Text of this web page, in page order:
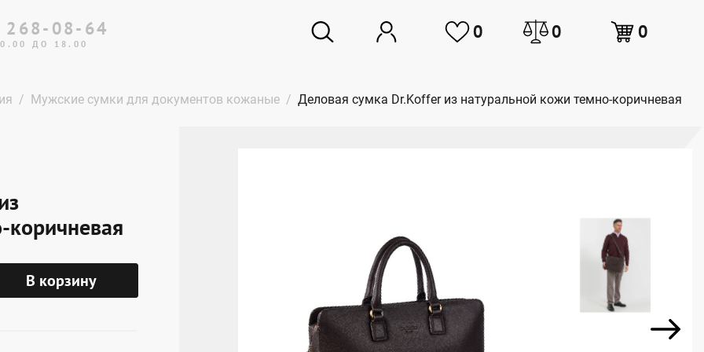
268-08-64
ДО 18.00
0 0 0
Мужские сумки для документов кожаные Деловая сумка Dr.Koffer из натуральной кожи темно-коричневая
коричневая
В корзину